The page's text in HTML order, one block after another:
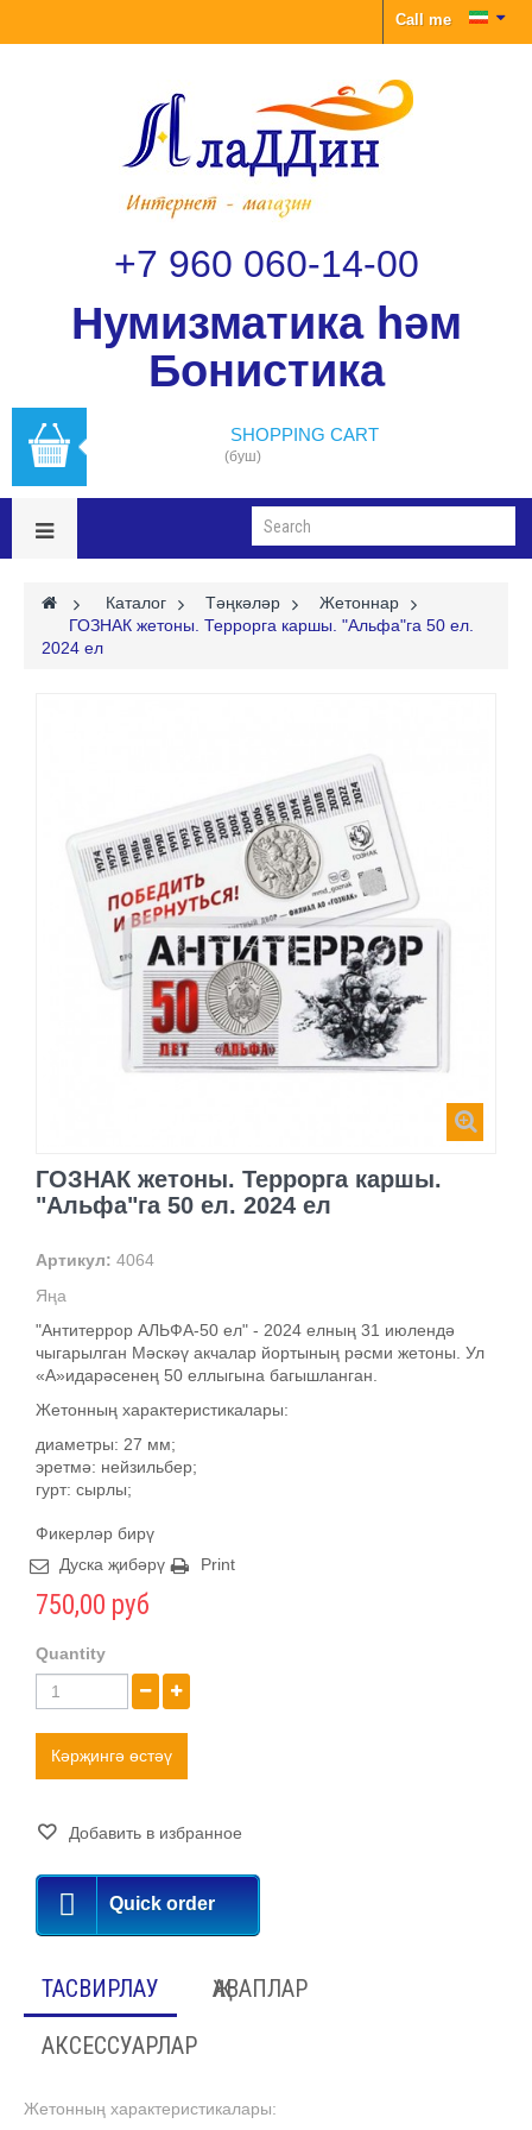
Call me
+7 960 060-14-00
Нумизматика һәм
Бонистика
SHOPPING CART
(буш)
> Каталог > Тәңкәләр >
Жетоннар
ГОЗНАК жетоны. Террорга каршы. "Альфа"га 50 ел.
2024 ел
ГОЗНАК жетоны. Террорга каршы.
"Альфа"га 50 ел. 2024 ел
Артикул: 4064
Яңа
"Антитеррор АЛЬФА-50 ел" - 2024 елның 31 июлендә
чыгарылган Мәскәү акчалар йортының рәсми жетоны. Ул
«А»идарәсенең 50 еллыгына багышланган.
Жетонның характеристикалары:
диаметры: 27 мм;
эретмә: нейзильбер;
гурт: сырлы;
Фикерләр бирү
Дуска җибәрү
Print
750,00 руб
Quantity
Кәрҗингә өстәү
Добавить в избранное
Quick order
ТАСВИРЛАУ
ҖАВАПЛАР
АКСЕССУАРЛАР
Жетонның характеристикалары: